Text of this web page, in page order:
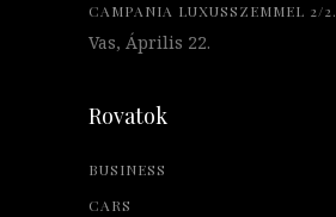
CAMPANIA LUXUSSZEMMEL 2/2.
Vas, Április 22.
Rovatok
BUSINESS
CARS